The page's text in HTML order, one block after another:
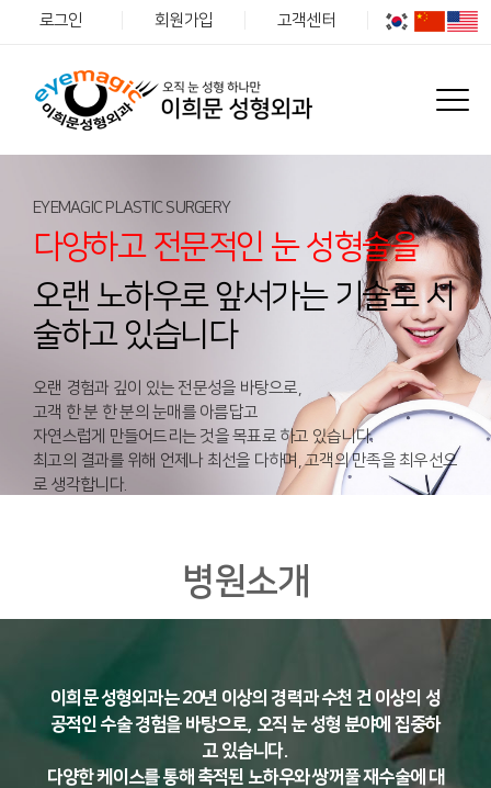
로그인 회원가입 고객센터
EYEMAGIC PLASTIC SURGERY
다양하고 전문적인 눈 성형술을
오랜 노하우로 앞서가는 기술로 시
술하고 있습니다
오랜 경험과 깊이 있는 전문성을 바탕으로,
고객 한 분 한 분의 눈매를 아름답고
자연스럽게 만들어드리는 것을 목표로 하고 있습니다.
최고의 결과를 위해 언제나 최선을 다하며, 고객의 만족을 최우선으
로 생각합니다.
병원소개
이희문 성형외과는 20년 이상의 경력과 수천 건 이상의 성
공적인 수술 경험을 바탕으로, 오직 눈 성형 분야에 집중하
고 있습니다.
다양한 케이스를 통해 축적된 노하우와 쌍꺼풀 재수술에 대